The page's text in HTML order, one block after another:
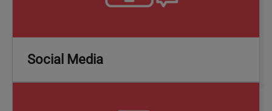
Social Media